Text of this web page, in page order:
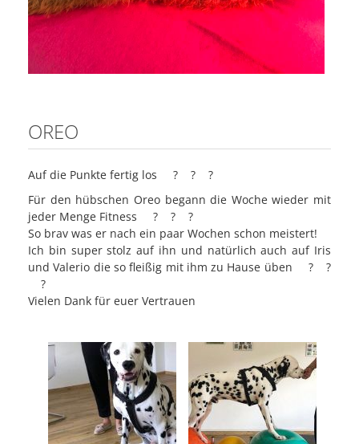
OREO
Auf die Punkte fertig los ? ?
?
Für den hübschen Oreo begann die Woche wieder mit
jeder Menge Fitness
? ?
?
So brav was er nach ein paar Wochen schon meistert!
Ich bin super stolz auf ihn und natürlich auch auf Iris
und Valerio die so fleißig mit ihm zu Hause üben
?
?
?
Vielen Dank für euer Vertrauen